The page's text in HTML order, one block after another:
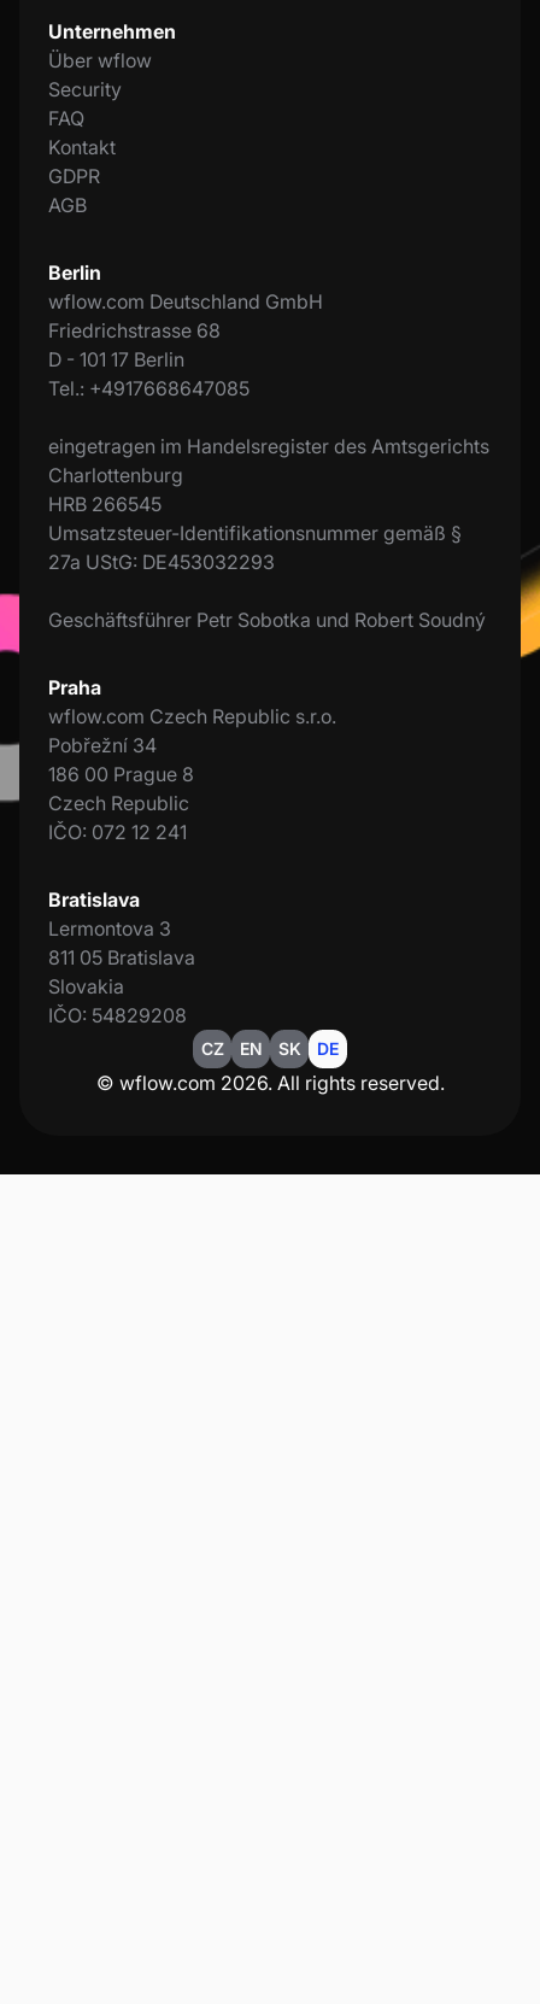
Unternehmen
Über wflow
Security
FAQ
Kontakt
GDPR
AGB
Berlin
wflow.com Deutschland GmbH
Friedrichstrasse 68
D - 101 17 Berlin
Tel.: +4917668647085
eingetragen im Handelsregister des Amtsgerichts
Charlottenburg
HRB 266545
Umsatzsteuer-Identifikationsnummer gemäß §
27a UStG: DE453032293
Geschäftsführer Petr Sobotka und Robert Soudný
Praha
wflow.com Czech Republic s.r.o.
Pobřežní 34
186 00 Prague 8
Czech Republic
IČO: 072 12 241
Bratislava
Lermontova 3
811 05 Bratislava
Slovakia
IČO: 54829208
CZ EN SK DE
© wflow.com 2026. All rights reserved.